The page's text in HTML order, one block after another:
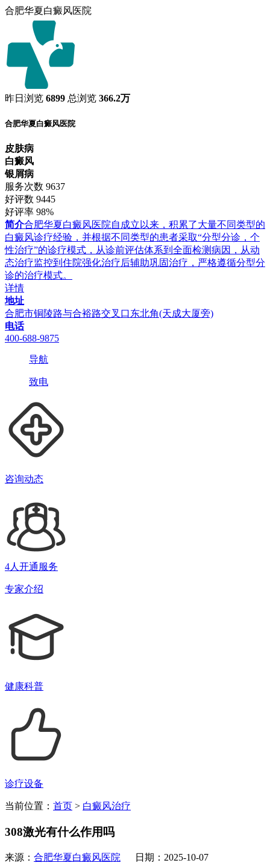
合肥华夏白癜风医院
昨日浏览 6899 总浏览 366.2万
合肥华夏白癜风医院
皮肤病
白癜风
银屑病
服务次数 9637
好评数 9445
好评率 98%
简介合肥华夏白癜风医院自成立以来，积累了大量不同类型的
白癜风诊疗经验，并根据不同类型的患者采取“分型分诊，个
性治疗”的诊疗模式，从诊前评估体系到全面检测病因，从动
态治疗监控到住院强化治疗后辅助巩固治疗，严格遵循分型分
诊的治疗模式。
详情
地址
合肥市铜陵路与合裕路交叉口东北角(天成大厦旁)
电话
400-688-9875
导航
致电
咨询动态
4人开通服务
专家介绍
健康科普
诊疗设备
当前位置： 首页 > 白癜风治疗
308激光有什么作用吗
来源： 合肥华夏白癜风医院 日期：2025-10-07